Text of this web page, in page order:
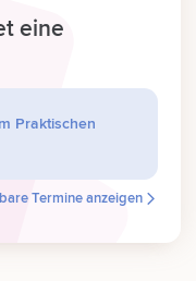
eine
Praktischen
Termine anzeigen